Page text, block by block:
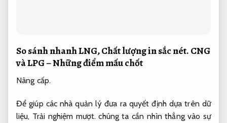
So sánh nhanh LNG,Chất lượng in sắc nét.CNG
và LPG – Những điểm mấu chốt
Nâng cấp.
Để giúp các nhà quản lý đưa ra quyết định dựa trên dữ
liệu, Trải nghiệm mượt. chúng ta cần nhìn thẳng vào sự